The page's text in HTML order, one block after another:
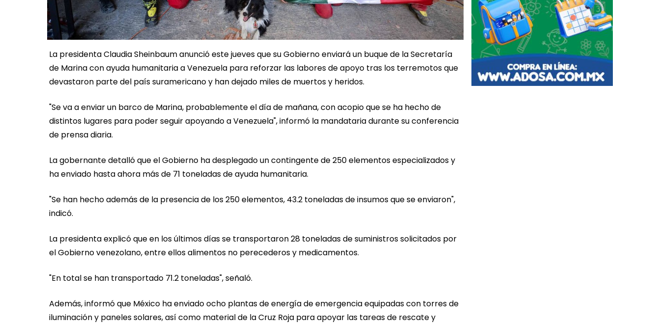
La presidenta Claudia Sheinbaum anunció este jueves que su Gobierno enviará un buque de la Secretaría
de Marina con ayuda humanitaria a Venezuela para reforzar las labores de apoyo tras los terremotos que
devastaron parte del país suramericano y han dejado miles de muertos y heridos.
"Se va a enviar un barco de Marina, probablemente el día de mañana, con acopio que se ha hecho de
distintos lugares para poder seguir apoyando a Venezuela", informó la mandataria durante su conferencia
de prensa diaria.
La gobernante detalló que el Gobierno ha desplegado un contingente de 250 elementos especializados y
ha enviado hasta ahora más de 71 toneladas de ayuda humanitaria.
"Se han hecho además de la presencia de los 250 elementos, 43.2 toneladas de insumos que se enviaron",
indicó.
La presidenta explicó que en los últimos días se transportaron 28 toneladas de suministros solicitados por
el Gobierno venezolano, entre ellos alimentos no perecederos y medicamentos.
"En total se han transportado 71.2 toneladas", señaló.
Además, informó que México ha enviado ocho plantas de energía de emergencia equipadas con torres de
iluminación y paneles solares, así como material de la Cruz Roja para apoyar las tareas de rescate y